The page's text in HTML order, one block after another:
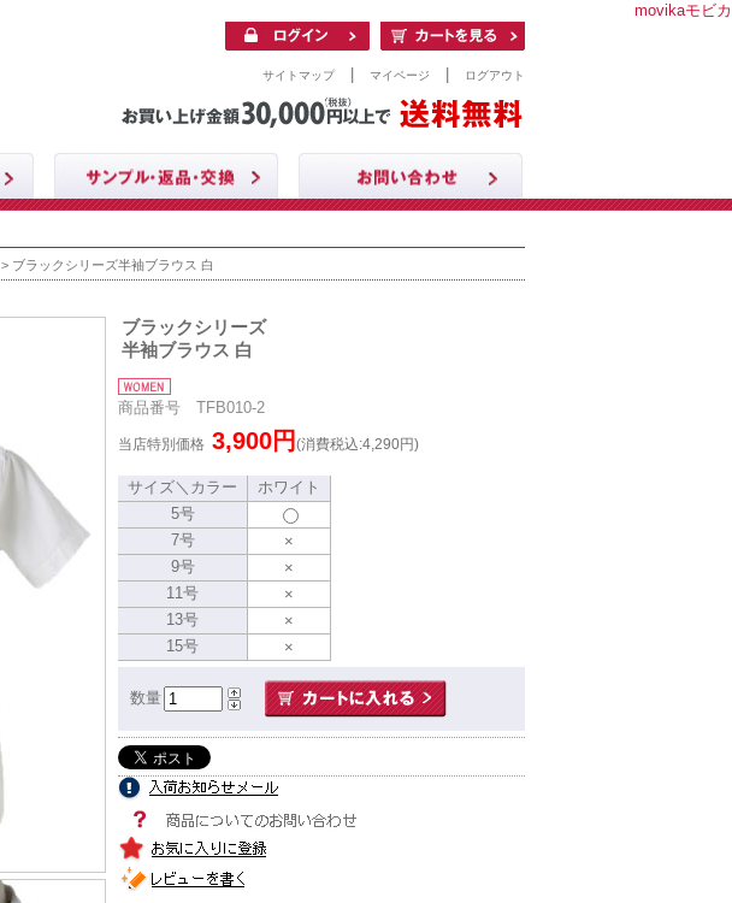
movikaモビカ
サイトマップ| マイページ ログアウト
> ブラックシリーズ半袖ブラウス 白
ブラックシリーズ
半袖ブラウス 白
商品番号 TFB010-2
当店特別価格 3,900円 (消費税込:4,290円)
サイズ＼カラー
ホワイト
5号
7号
×
9号
×
11号
×
13号
×
15号
×
数量